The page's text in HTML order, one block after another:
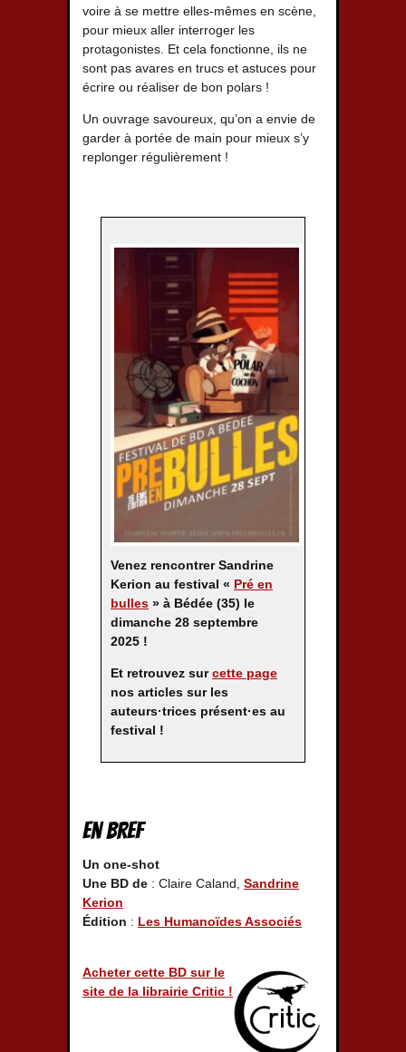
voire à se mettre elles-mêmes en scène,
pour mieux aller interroger les
protagonistes. Et cela fonctionne, ils ne
sont pas avares en trucs et astuces pour
écrire ou réaliser de bon polars !
Un ouvrage savoureux, qu’on a envie de
garder à portée de main pour mieux s’y
replonger régulièrement !
Venez rencontrer Sandrine
Kerion au festival « Pré en
bulles » à Bédée (35) le
dimanche 28 septembre
2025 !
Et retrouvez surcette page
nos articles sur les
auteurs·trices présent·es au
festival !
En bref
Un one-shot
Une BD de : Claire Caland, Sandrine
Kerion
Édition : Les Humanoïdes Associés
Acheter cette BD sur le
site de la librairie Critic !